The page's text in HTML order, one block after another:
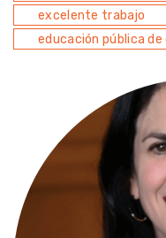
excelente trabajo
educación pública de